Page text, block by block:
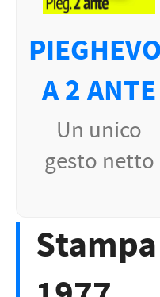
A 2 ANTE
Un unico
gesto netto